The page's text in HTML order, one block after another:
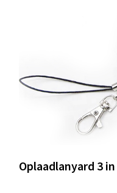
Oplaadlanyard 3